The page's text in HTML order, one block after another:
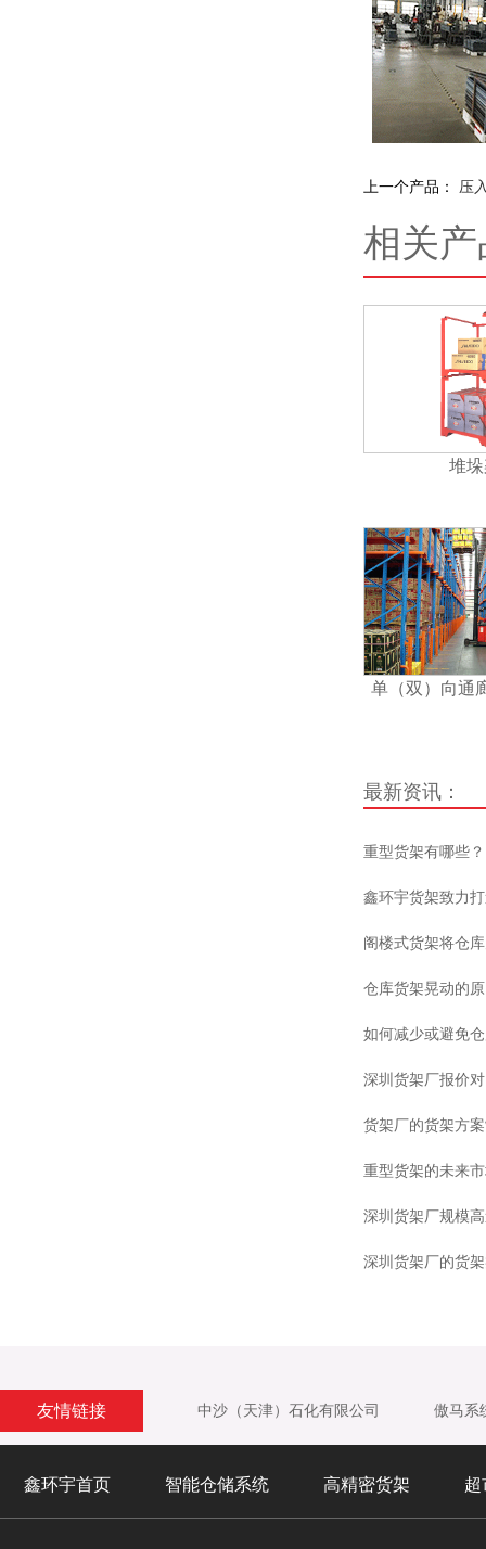
上一个产品： 压
相关
堆
单（双）向通
最新资讯：
重型货架有哪些？
鑫环宇货架致力
阁楼式货架将仓
仓库货架晃动的
如何减少或避免
深圳货架厂报价
货架厂的货架方
重型货架的未来
深圳货架厂规模
深圳货架厂的货
友情链接 中沙（天津）石化有限公司 傲马系
鑫环宇首页 智能仓储系统 高精密货架 超